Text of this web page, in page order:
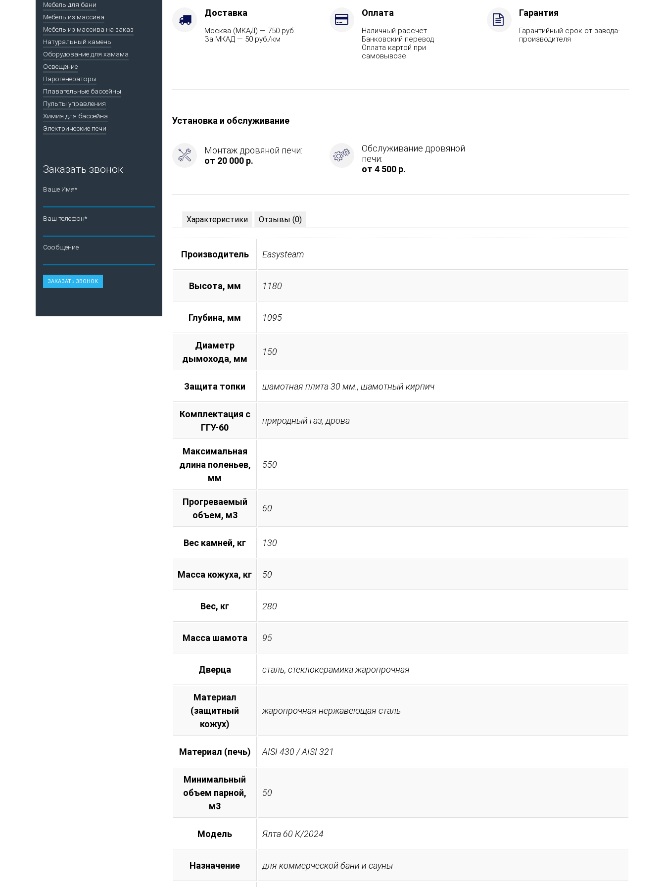
Дрова,
Доставка
Москва (МКАД) — 750 руб.
За МКАД — 50 руб./км
Оплата
Наличный рассчет
Банковский перевод
Оплата картой при
самовывозе
Гарантия
Гарантийный срок от завода-
производителя
Установка и обслуживание
Монтаж дровяной печи:
от 20 000 р.
Обслуживание дровяной
печи:
от 4 500 р.
Характеристики Отзывы (0)
Производитель Easysteam
Высота, мм 1180
Глубина, мм 1095
Диаметр
дымохода, мм
150
Защита топки шамотная плита 30 мм., шамотный кирпич
Комплектация с
ГГУ-60
природный газ, дрова
Максимальная
длина поленьев,
мм
550
Прогреваемый
объем, м3
60
Вес камней, кг 130
Масса кожуха, кг 50
Вес, кг 280
Масса шамота 95
Дверца сталь, стеклокерамика жаропрочная
Материал
(защитный
кожух)
жаропрочная нержавеющая сталь
Материал (печь) AISI 430 / AISI 321
Минимальный
объем парной,
м3
50
Модель Ялта 60 К/2024
Назначение для коммерческой бани и сауны
Мебель для бани
Мебель из массива
Мебель из массива на заказ
Натуральный камень
Оборудование для хамама
Освещение
Парогенераторы
Плавательные бассейны
Пульты управления
Химия для бассейна
Электрические печи
Заказать звонок
Ваше Имя*
Ваш телефон*
Сообщение